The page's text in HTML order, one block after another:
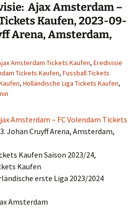
Ajax Amsterdam –
Kaufen, 2023-09-
Arena, Amsterdam,
Amsterdam Tickets Kaufen, Eredivisie
Tickets Kaufen, Fussball Tickets
, Holländische Liga Tickets Kaufen,
Amsterdam – FC Volendam Tickets
Johan Cruyff Arena, Amsterdam,
Kaufen Saison 2023/24,
Kaufen
erste Liga 2023/2024
Amsterdam